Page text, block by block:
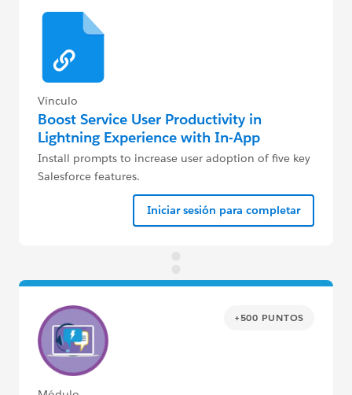
Vínculo
Boost Service User Productivity in
Lightning Experience with In-App
Guidance
Install prompts to increase user adoption of five key
Salesforce features.
Iniciar sesión para completar
+500 PUNTOS